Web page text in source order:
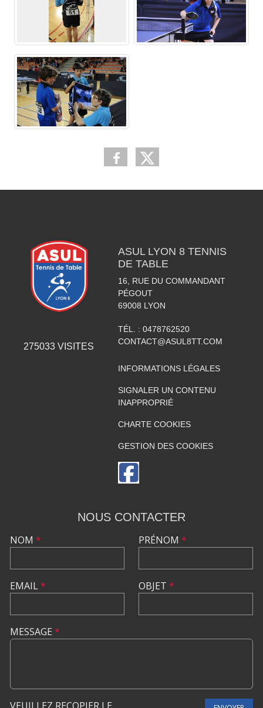
275033 VISITES
ASUL LYON 8 TENNIS
DE TABLE
16, RUE DU COMMANDANT
PÉGOUT
69008 LYON
TÉL. : 0478762520
CONTACT@ASUL8TT.COM
INFORMATIONS LÉGALES
SIGNALER UN CONTENU
INAPPROPRIÉ
CHARTE COOKIES
GESTION DES COOKIES
NOUS CONTACTER
NOM *
EMAIL*
PRÉNOM *
OBJET *
MESSAGE *